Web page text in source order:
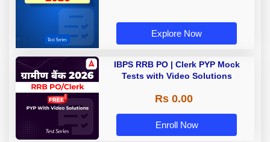
Explore Now
IBPS RRB PO | Clerk PYP Mock
Tests with Video Solutions
Rs 0.00
Enroll Now